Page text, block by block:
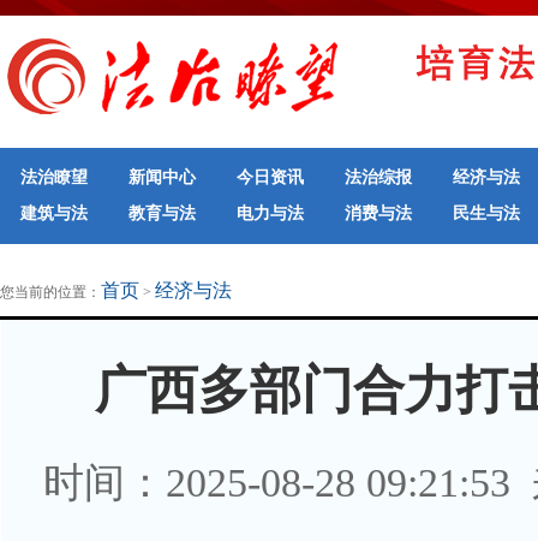
法治瞭望 新闻中心 今日资讯 法治综报
经济与法
建筑与法
教育与法 电力与法 消费与法
民生与法
地方法治联播
律师律所
您当前的位置： 首页 > 经济与法
广西多部门合力打
时间：2025-08-28